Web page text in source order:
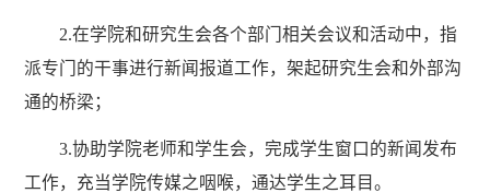
2.在学院和研究生会各个部门相关会议和活动中，指
派专门的干事进行新闻报道工作，架起研究生会和外部沟
通的桥梁；
3.协助学院老师和学生会，完成学生窗口的新闻发布
工作，充当学院传媒之咽喉，通达学生之耳目。